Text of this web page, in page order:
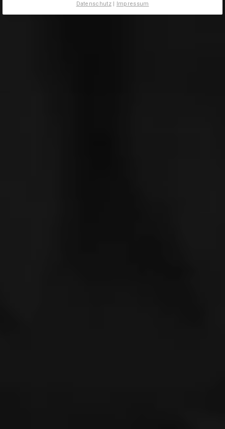
Datenschutz| Impressum